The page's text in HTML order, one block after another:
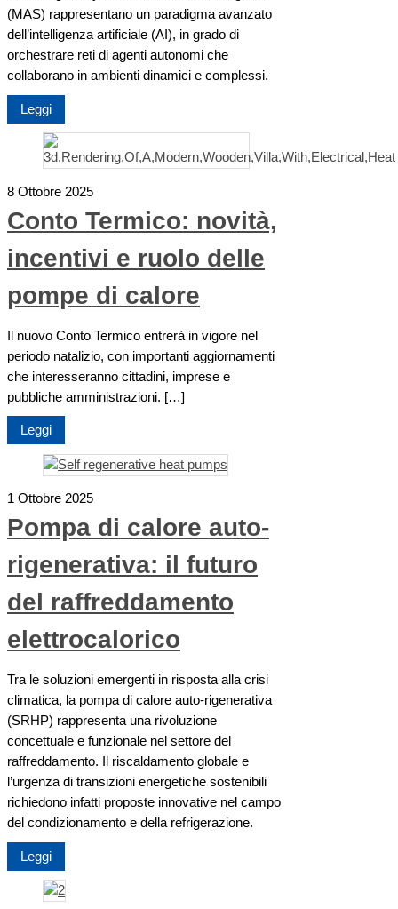
(MAS) rappresentano un paradigma avanzato
dell’intelligenza artificiale (AI), in grado di
orchestrare reti di agenti autonomi che
collaborano in ambienti dinamici e complessi.
Leggi
8 Ottobre 2025
Conto Termico: novità,
incentivi e ruolo delle
pompe di calore
Il nuovo Conto Termico entrerà in vigore nel
periodo natalizio, con importanti aggiornamenti
che interesseranno cittadini, imprese e
pubbliche amministrazioni. […]
Leggi
1 Ottobre 2025
Pompa di calore auto-
rigenerativa: il futuro
del raffreddamento
elettrocalorico
Tra le soluzioni emergenti in risposta alla crisi
climatica, la pompa di calore auto-rigenerativa
(SRHP) rappresenta una rivoluzione
concettuale e funzionale nel settore del
raffreddamento. Il riscaldamento globale e
l’urgenza di transizioni energetiche sostenibili
richiedono infatti proposte innovative nel campo
del condizionamento e della refrigerazione.
Leggi